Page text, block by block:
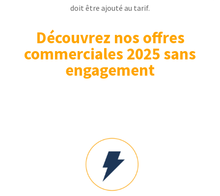
doit être ajouté au tarif.
Découvrez nos offres
commerciales 2025 sans
engagement